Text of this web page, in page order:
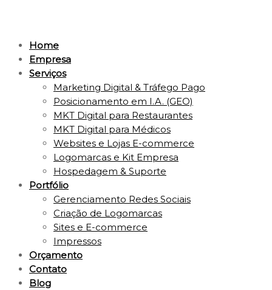
Home
Empresa
Serviços
Marketing Digital & Tráfego Pago
Posicionamento em I.A. (GEO)
MKT Digital para Restaurantes
MKT Digital para Médicos
Websites e Lojas E-commerce
Logomarcas e Kit Empresa
Hospedagem & Suporte
Portfólio
Gerenciamento Redes Sociais
Criação de Logomarcas
Sites e E-commerce
Impressos
Orçamento
Contato
Blog